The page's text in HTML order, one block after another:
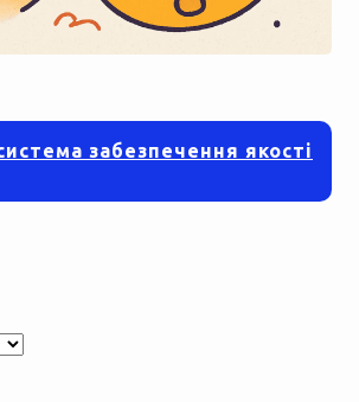
забезпечення якості